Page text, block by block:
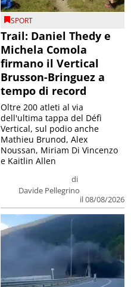
SPORT
Trail: Daniel Thedy e
Michela Comola
firmano il Vertical
Brusson-Bringuez a
tempo di record
di
Davide Pellegrino
il 08/08/2026
Oltre 200 atleti al via
dell'ultima tappa del Défì
Vertical, sul podio anche
Mathieu Brunod, Alex
Noussan, Miriam Di Vincenzo
e Kaitlin Allen